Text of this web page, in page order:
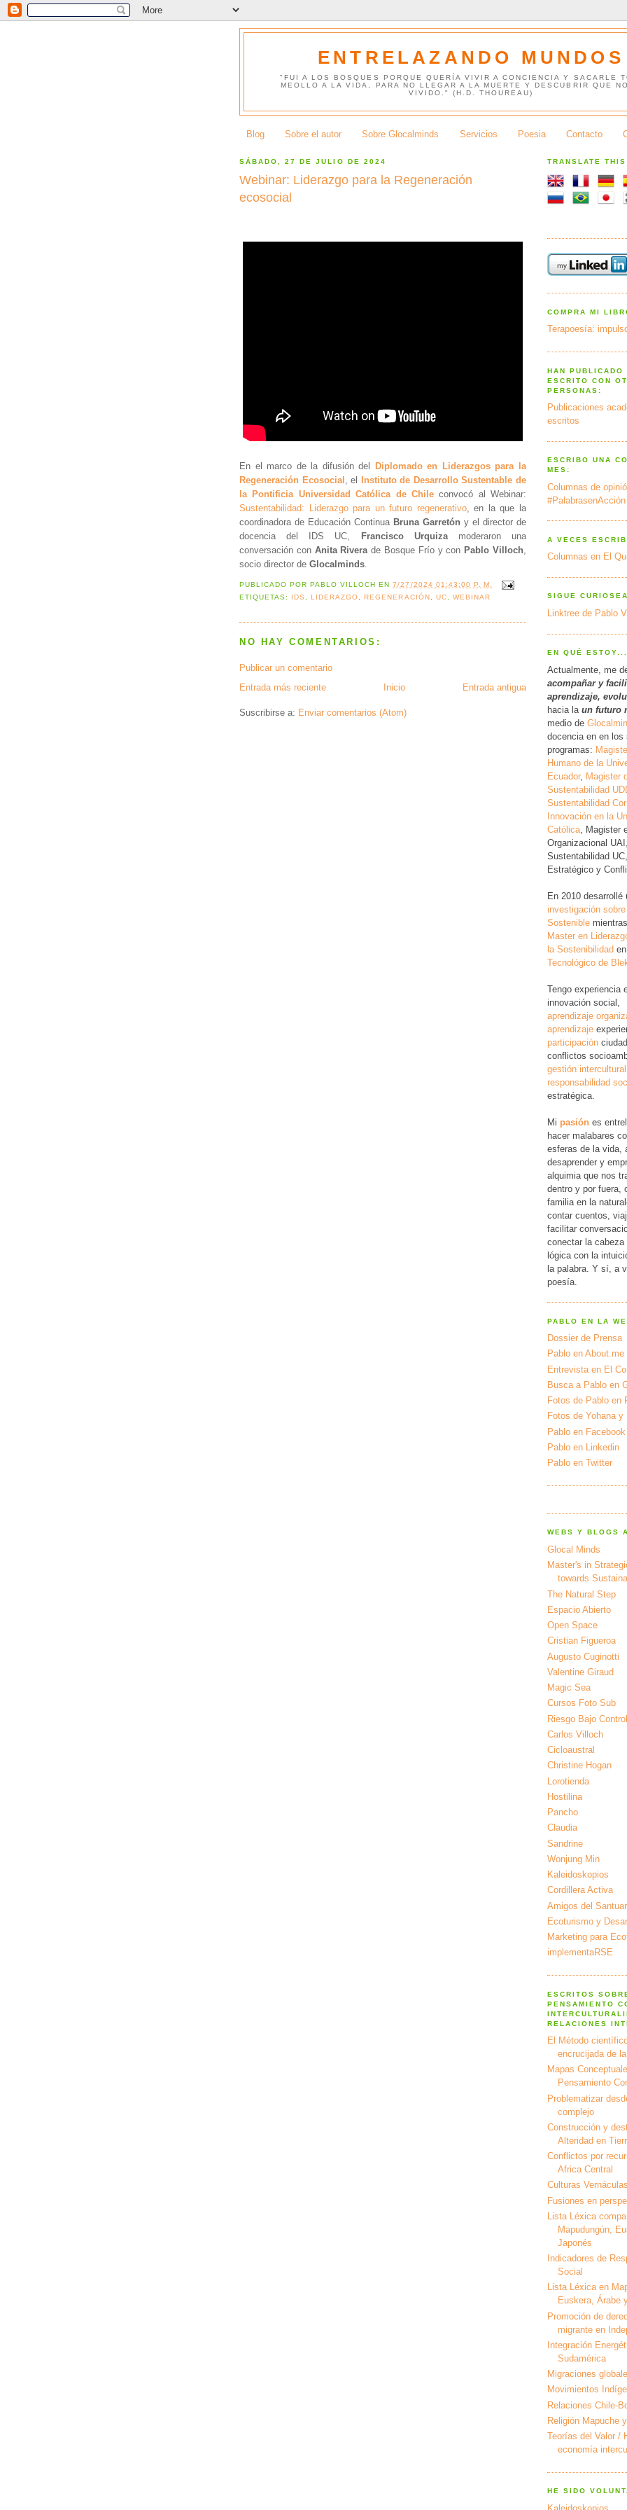
ENTRELAZANDO MUNDOS
"FUI A LOS BOSQUES PORQUE QUERÍA VIVIR A CONCIENCIA Y SACARLE
MEOLLO A LA VIDA, PARA NO LLEGAR A LA MUERTE Y DESCUBRIR QUE
VIVIDO." (H.D. THOUREAU)
Blog Sobre el autor Sobre Glocalminds Servicios Poesia Contacto
SÁBADO, 27 DE JULIO DE 2024
Webinar: Liderazgo para la Regeneración
ecosocial
En el marco de la difusión del Diplomado en Liderazgos para la
Regeneración Ecosocial , el Instituto de Desarrollo Sustentable de
la Pontificia Universidad Católica de Chileconvocó al Webinar:
Sustentabilidad: Liderazgo para un futuro regenerativo, en la que la
coordinadora de Educación Continua Bruna Garretón y el director de
docencia del IDS UC, Francisco Urquizamoderaron una
conversación con Anita Rivera de Bosque Frío y con Pablo Villoch
socio director de Glocalminds
PUBLICADO POR PABLO VILLOCH EN7/27/2024 01:43:00 P. M.
ETIQUETAS:
IDS , LIDERAZGO, REGENERACIÓN , UC, WEBINAR
NO HAY COMENTARIOS:
Publicar un comentario
Entrada más reciente
Entrada antigua
Inicio
Suscribirse a: Enviar comentarios (Atom)
TRANSLATE
COMPRA MI
Terapoesía:
HAN PUBLICADO
ESCRITO CON
PERSONAS:
Publicaciones
escritos
ESCRIBO UNA
MES:
Columnas de
#PalabrasenAcción
A VECES
Columnas en El
SIGUE
Linktree de Pablo
EN QUÉ ESTOY...
Actualmente, me
acompañar y
aprendizaje,
hacia la un futuro
medio de
docencia en en los
programas:
Humano de la
Ecuador, Magister
Sustentabilidad
Sustentabilidad
Innovación en la
Católica , Magister
Organizacional
Sustentabilidad
Estratégico y
En 2010 desarrollé
investigación
Sostenible
Master en
la Sostenibilidad
Tecnológico de
Tengo experiencia
innovación social,
aprendizaje
aprendizaje
participación
conflictos
gestión intercultural
responsabilidad
estratégica.
Mi pasión es
hacer malabares
esferas de la vida,
desaprender y
alquimia que nos
dentro y por fuera,
familia en la
contar cuentos,
facilitar
conectar la
lógica con la
la palabra. Y sí, a
poesía.
PABLO EN LA
Dossier de Prensa
Pablo en About.me
Entrevista en El
Busca a Pablo en
Fotos de Pablo en
Fotos de Yohana y
Pablo en Facebook
Pablo en Linkedin
Pablo en Twitter
WEBS Y BLOGS
Glocal Minds
Master's in
towards
The Natural Step
Espacio Abierto
Open Space
Cristian Figueroa
Augusto Cuginotti
Valentine Giraud
Magic Sea
Cursos Foto Sub
Riesgo Bajo Control
Carlos Villoch
Cicloaustral
Christine Hogan
Lorotienda
Hostilina
Pancho
Claudia
Sandrine
Wonjung Min
Kaleidoskopios
Cordillera Activa
Amigos del
Ecoturismo y
Marketing para
implementaRSE
ESCRITOS
PENSAMIENTO
RELACIONES
El Método
encrucijada de
Mapas
Pensamiento
Problematizar
complejo
Construcción y
Alteridad en
Conflictos por
Africa Central
Culturas
Fusiones en
Lista Léxica
Mapudungún,
Japonés
Indicadores de
Social
Lista Léxica en
Euskera, Árabe
Promoción de
migrante en
Integración
Sudamérica
Migraciones
Movimientos
Relaciones Chile-
Religión Mapuche
Teorías del Valor /
economía
HE SIDO